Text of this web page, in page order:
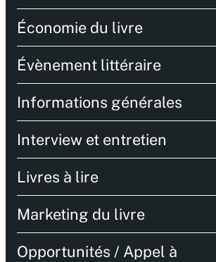
Économie du livre
Évènement littéraire
Informations générales
Interview et entretien
Livres à lire
Marketing du livre
Opportunités / Appel à